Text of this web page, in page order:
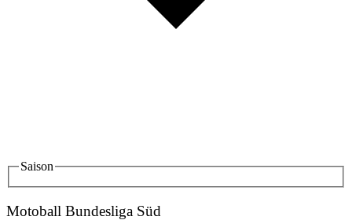
Saison
Motoball Bundesliga Süd